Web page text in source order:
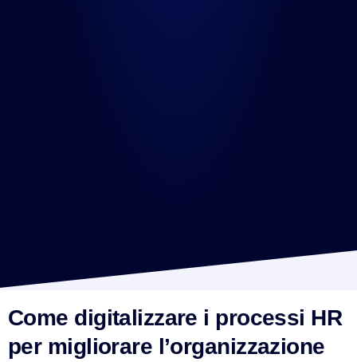
Come digitalizzare i processi HR
per migliorare l’organizzazione